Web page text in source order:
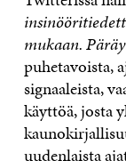
mukaan.
puhetavoista,
signaaleista,
käyttöä, josta
uudenlaista